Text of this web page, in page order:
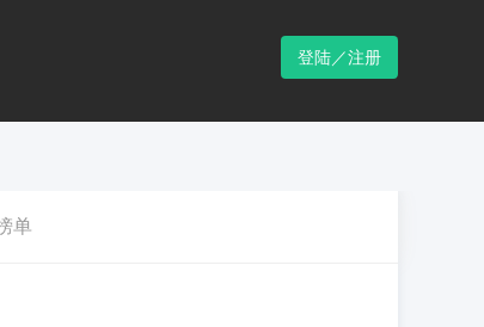
登陆／注册
单